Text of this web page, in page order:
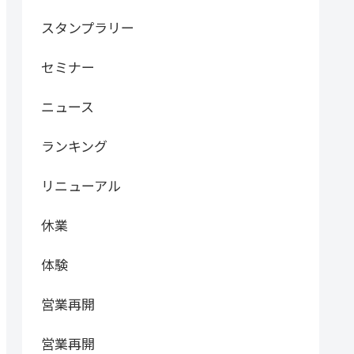
スタンプラリー
セミナー
ニュース
ランキング
リニューアル
休業
体験
営業再開
営業再開